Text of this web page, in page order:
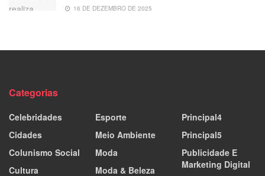
16 DE DEZEMBRO DE 2025
Categorias
Celebridades
Cidades
Colunismo Social
Cultura
Esporte
Meio Ambiente
Moda
Moda & Beleza
Principal4
Principal5
Publicidade E
Marketing Digital